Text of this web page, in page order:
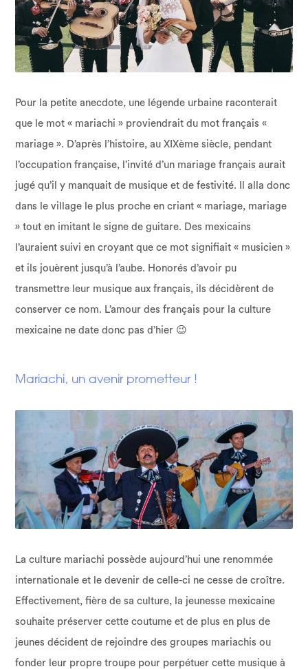
Pour la petite anecdote, une légende urbaine raconterait
que le mot « mariachi » proviendrait du mot français «
mariage ». D’après l’histoire, au XIXème siècle, pendant
l’occupation française, l’invité d’un mariage français aurait
jugé qu’il y manquait de musique et de festivité. Il alla donc
dans le village le plus proche en criant « mariage, mariage
» tout en imitant le signe de guitare. Des mexicains
l’auraient suivi en croyant que ce mot signifiait « musicien »
et ils jouèrent jusqu’à l’aube. Honorés d’avoir pu
transmettre leur musique aux français, ils décidèrent de
conserver ce nom. L’amour des français pour la culture
mexicaine ne date donc pas d’hier 😉
Mariachi, un avenir prometteur !
La culture mariachi possède aujourd’hui une renommée
internationale et le devenir de celle-ci ne cesse de croître.
Effectivement, fière de sa culture, la jeunesse mexicaine
souhaite préserver cette coutume et de plus en plus de
jeunes décident de rejoindre des groupes mariachis ou
fonder leur propre troupe pour perpétuer cette musique à